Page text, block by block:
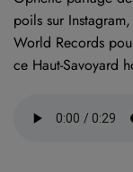
poils sur
World Records
ce Haut-Savoyard